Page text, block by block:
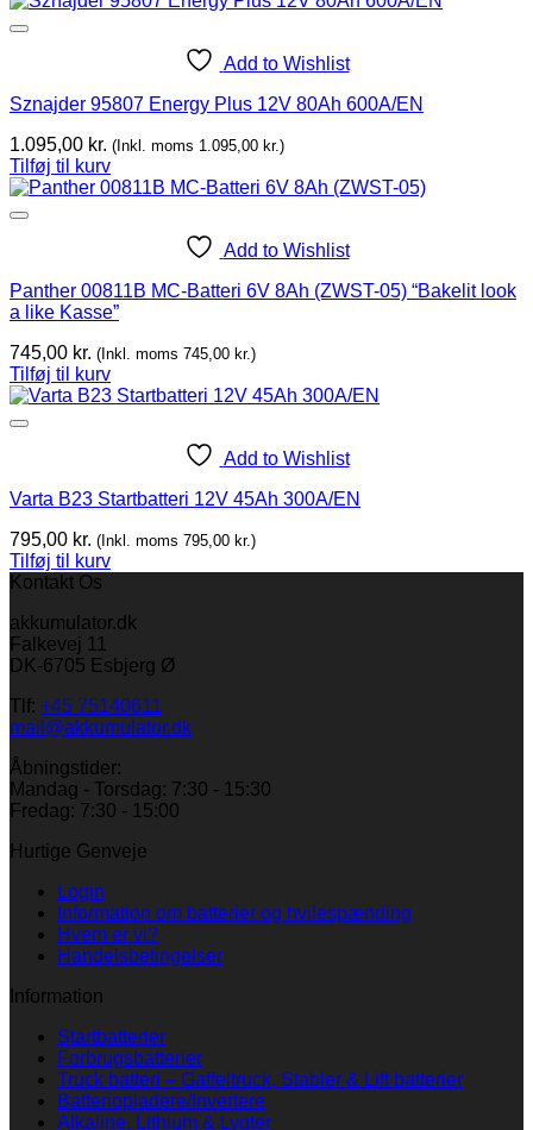
Add to Wishlist
Sznajder 95807 Energy Plus 12V 80Ah 600A/EN
1.095,00 kr. (Inkl. moms 1.095,00 kr.)
Tilføj til kurv
Add to Wishlist
Panther 00811B MC-Batteri 6V 8Ah (ZWST-05) “Bakelit look
a like Kasse”
745,00 kr. (Inkl. moms 745,00 kr.)
Tilføj til kurv
Add to Wishlist
Varta B23 Startbatteri 12V 45Ah 300A/EN
795,00 kr. (Inkl. moms 795,00 kr.)
Tilføj til kurv
Kontakt Os
akkumulator.dk
Falkevej 11
DK-6705 Esbjerg Ø
Tlf: +45 75140611
mail@akkumulator.dk
Åbningstider:
Mandag - Torsdag: 7:30 - 15:30
Fredag: 7:30 - 15:00
Hurtige Genveje
Login
Information om batterier og hvilespænding
Hvem er vi?
Handelsbetingelser
Information
Startbatterier
Forbrugsbatterier
Truck batteri – Gaffeltruck, Stabler & Lift batterier
Batteriopladere/Invertere
Alkaline, Lithium & Lygter